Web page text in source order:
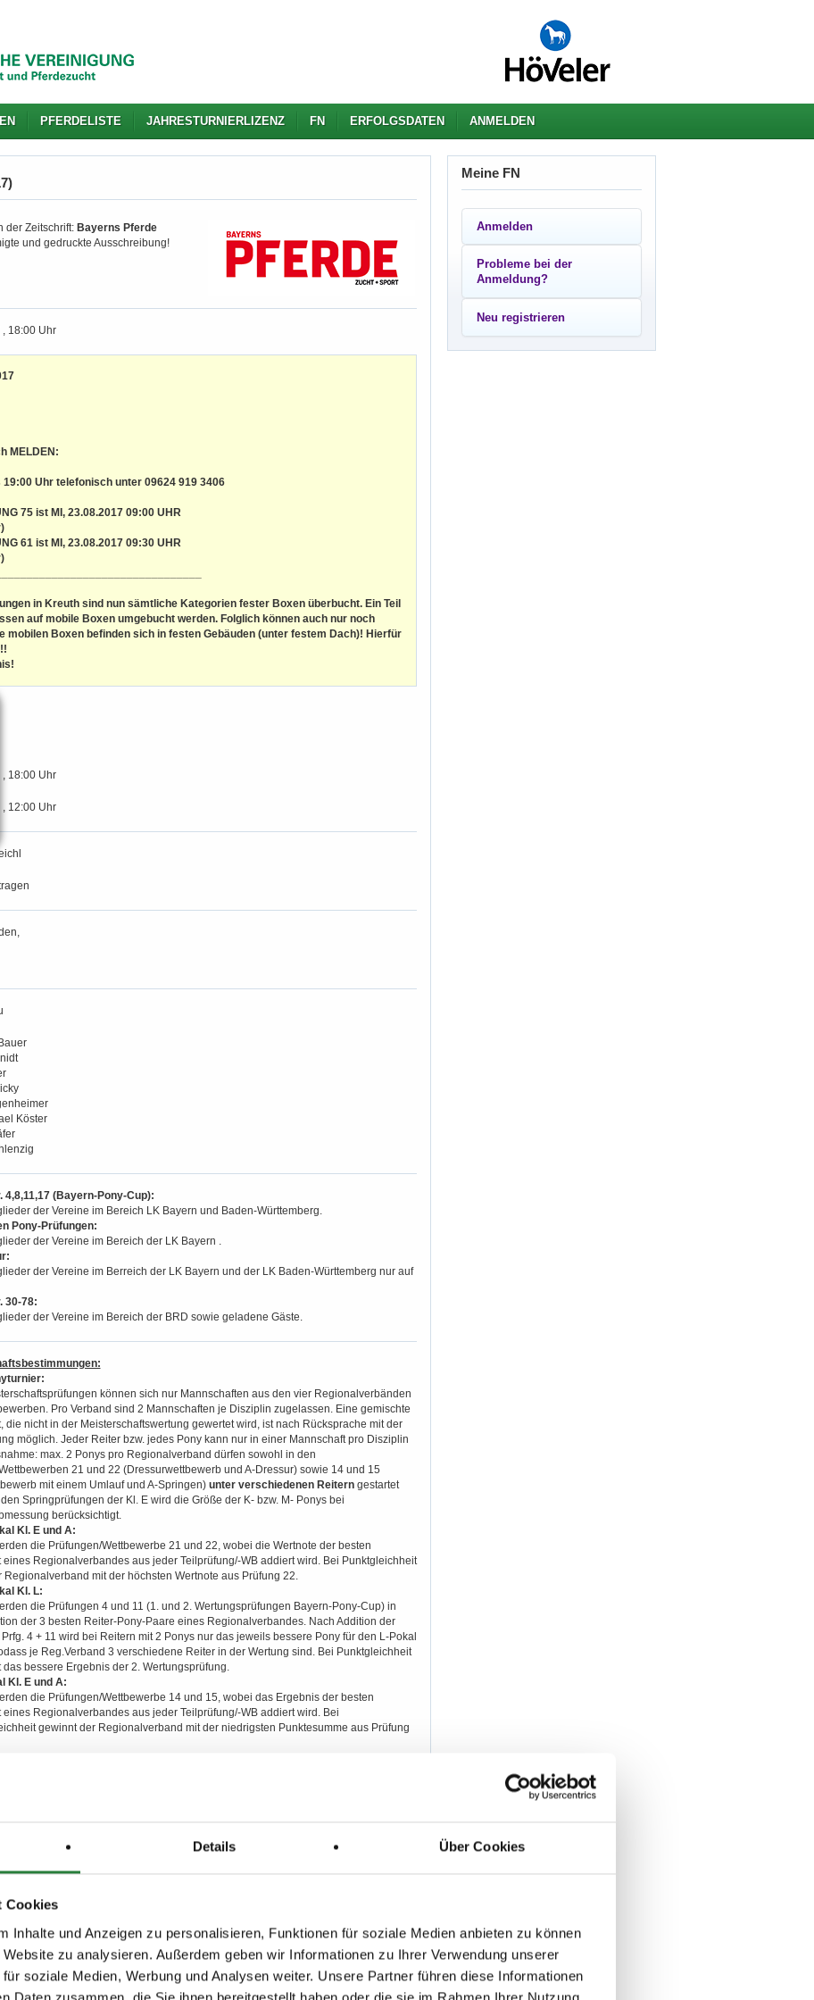
Details Über Cookies
Cookies
Inhalte und Anzeigen zu personalisieren, Funktionen für soziale Medien anbieten zu können
zu analysieren. Außerdem geben wir Informationen zu Ihrer Verwendung unserer
soziale Medien, Werbung und Analysen weiter. Unsere Partner führen diese Informationen
PFERDELISTE JAHRESTURNIERLIZENZ FN ERFOLGSDATEN ANMELDEN
der Zeitschrift: Bayerns Pferde
und gedruckte Ausschreibung!
18:00 Uhr
MELDEN:
Uhr telefonisch unter 09624 919 3406
75 ist MI, 23.08.2017 09:00 UHR
61 ist MI, 23.08.2017 09:30 UHR
in Kreuth sind nun sämtliche Kategorien fester Boxen überbucht. Ein Teil
auf mobile Boxen umgebucht werden. Folglich können auch nur noch
mobilen Boxen befinden sich in festen Gebäuden (unter festem Dach)! Hierfür
18:00 Uhr
, 12:00 Uhr
Köster
4,8,11,17 (Bayern-Pony-Cup):
der Vereine im Bereich LK Bayern und Baden-Württemberg.
Pony-Prüfungen:
der Vereine im Bereich der LK Bayern .
der Vereine im Berreich der LK Bayern und der LK Baden-Württemberg nur auf
30-78:
der Vereine im Bereich der BRD sowie geladene Gäste.
können sich nur Mannschaften aus den vier Regionalverbänden
Pro Verband sind 2 Mannschaften je Disziplin zugelassen. Eine gemischte
die nicht in der Meisterschaftswertung gewertet wird, ist nach Rücksprache mit der
möglich. Jeder Reiter bzw. jedes Pony kann nur in einer Mannschaft pro Disziplin
max. 2 Ponys pro Regionalverband dürfen sowohl in den
21 und 22 (Dressurwettbewerb und A-Dressur) sowie 14 und 15
mit einem Umlauf und A-Springen) unter verschiedenen Reitern gestartet
den Springprüfungen der Kl. E wird die Größe der K- bzw. M- Ponys bei
berücksichtigt.
Kl. E und A:
die Prüfungen/Wettbewerbe 21 und 22, wobei die Wertnote der besten
eines Regionalverbandes aus jeder Teilprüfung/-WB addiert wird. Bei Punktgleichheit
Regionalverband mit der höchsten Wertnote aus Prüfung 22.
Kl. L:
die Prüfungen 4 und 11 (1. und 2. Wertungsprüfungen Bayern-Pony-Cup) in
der 3 besten Reiter-Pony-Paare eines Regionalverbandes. Nach Addition der
Prfg. 4 + 11 wird bei Reitern mit 2 Ponys nur das jeweils bessere Pony für den L-Pokal
je Reg.Verband 3 verschiedene Reiter in der Wertung sind. Bei Punktgleichheit
das bessere Ergebnis der 2. Wertungsprüfung.
Kl. E und A:
die Prüfungen/Wettbewerbe 14 und 15, wobei das Ergebnis der besten
eines Regionalverbandes aus jeder Teilprüfung/-WB addiert wird. Bei
gewinnt der Regionalverband mit der niedrigsten Punktesumme aus Prüfung
Ponys nur das jeweils bessere Pony für den L-Pokal gewertet, sodass je Reg.-Verb.
Prfg. 8.
am Freitagnachmittag.
der Mannschaftsprüfungen können nur über die jeweiligen
an der Meldestelle vorgebracht werden.
wird ein Rückenschutz für die Teilnehmer empfohlen.
nur von Reitern geritten werden, die diese auch in den Prüfungen reiten.
erteilt Dispens zu Ziff. 10.3 und Ziff 12.11 der Bes. Bestimmungen der LK Bayern.
Meine FN
Anmelden
Probleme bei der
Anmeldung?
Neu registrieren